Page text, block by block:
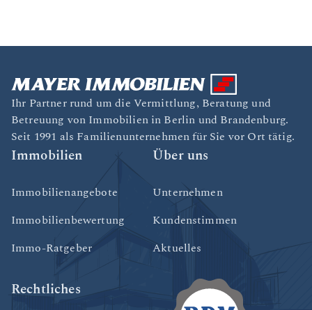
Ihr Partner rund um die Vermittlung, Beratung und
Betreuung von Immobilien in Berlin und Brandenburg.
Seit 1991 als Familienunternehmen für Sie vor Ort tätig.
Immobilien
Immobilienangebote
Immobilienbewertung
Immo-Ratgeber
Über uns
Unternehmen
Kundenstimmen
Aktuelles
Rechtliches